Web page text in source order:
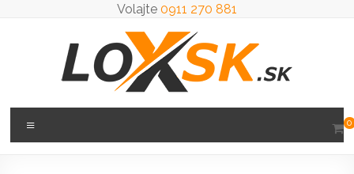
Volajte 0911 270 881
Loxsk
predaj
0